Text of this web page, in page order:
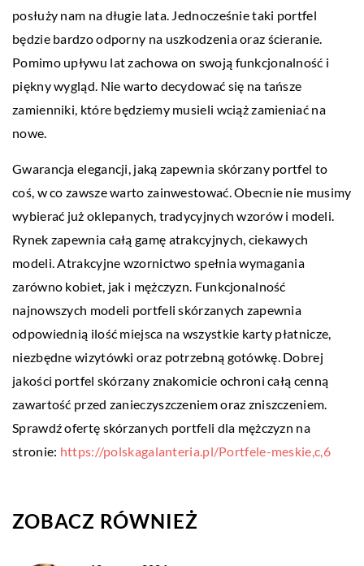
posłuży nam na długie lata. Jednocześnie taki portfel
będzie bardzo odporny na uszkodzenia oraz ścieranie.
Pomimo upływu lat zachowa on swoją funkcjonalność i
piękny wygląd. Nie warto decydować się na tańsze
zamienniki, które będziemy musieli wciąż zamieniać na
nowe.
Gwarancja elegancji, jaką zapewnia skórzany portfel to
coś, w co zawsze warto zainwestować. Obecnie nie musimy
wybierać już oklepanych, tradycyjnych wzorów i modeli.
Rynek zapewnia całą gamę atrakcyjnych, ciekawych
modeli. Atrakcyjne wzornictwo spełnia wymagania
zarówno kobiet, jak i mężczyzn. Funkcjonalność
najnowszych modeli portfeli skórzanych zapewnia
odpowiednią ilość miejsca na wszystkie karty płatnicze,
niezbędne wizytówki oraz potrzebną gotówkę. Dobrej
jakości portfel skórzany znakomicie ochroni całą cenną
zawartość przed zanieczyszczeniem oraz zniszczeniem.
Sprawdź ofertę skórzanych portfeli dla mężczyzn na
stronie: https://polskagalanteria.pl/Portfele-meskie,c,6
ZOBACZ RÓWNIEŻ